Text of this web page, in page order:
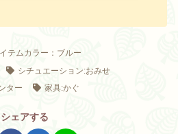
テムカラー：ブルー
シチュエーション:おみせ
ター
家具:かぐ
シェアする